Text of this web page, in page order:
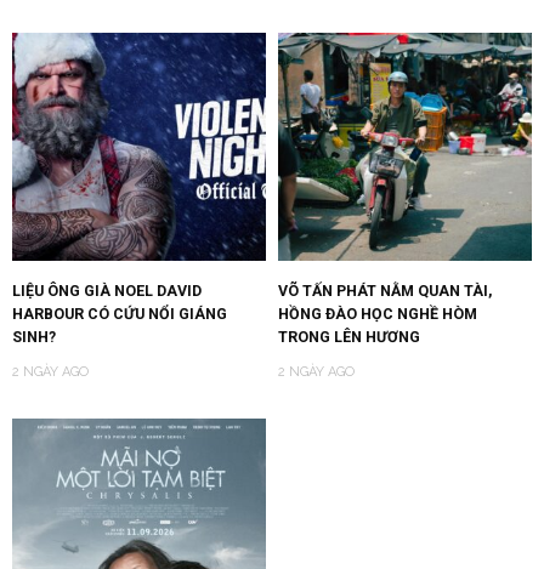
LIỆU ÔNG GIÀ NOEL DAVID
HARBOUR CÓ CỨU NỔI GIÁNG
SINH?
2 NGÀY AGO
VÕ TẤN PHÁT NẰM QUAN TÀI,
HỒNG ĐÀO HỌC NGHỀ HÒM
TRONG LÊN HƯƠNG
2 NGÀY AGO